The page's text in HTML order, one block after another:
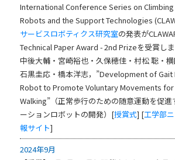
International Conference Series on Climbing
Robots and the Support Technologies
サービスロボティクス研究室の発表が
Technical Paper Award - 2nd Prizeを受賞しま
中後大輔・宮崎裕也・久保穂佳・村松 聡・横
石黒圭応・橋本洋志，”Development of
Robot to Promote Voluntary Movements
Walking”（正常歩行のための随意運動を促
ーションロボットの開発）[授賞式] [工学部
報サイト]
2024年9月